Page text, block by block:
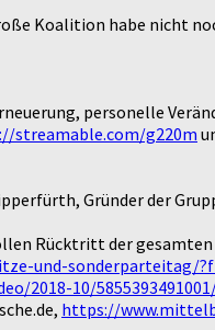
Koalition habe
personelle
streamable.com/g220m
Gründer der
Rücktritt der
sonderparteitag/
2018-10/
https://